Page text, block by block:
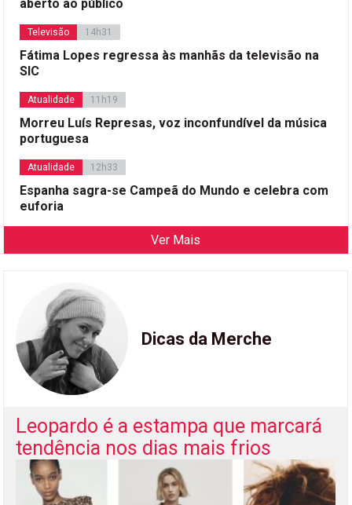
aberto ao público
Televisão 14h31
Fátima Lopes regressa às manhãs da televisão na
SIC
Atualidade 11h19
Morreu Luís Represas, voz inconfundível da música
portuguesa
Atualidade 12h33
Espanha sagra-se Campeã do Mundo e celebra com
euforia
Ver Mais
Dicas da Merche
Leopardo é a estampa que marcará
tendência nos dias mais frios